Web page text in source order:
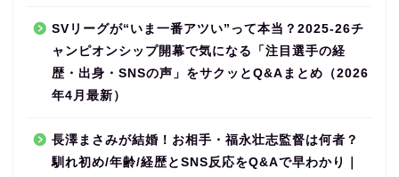
SVリーグが“いま一番アツい”って本当？2025-26チ
ャンピオンシップ開幕で気になる「注目選手の経
歴・出身・SNSの声」をサクッとQ&Aまとめ（2026
年4月最新）
長澤まさみが結婚！お相手・福永壮志監督は何者？
馴れ初め/年齢/経歴とSNS反応をQ&Aで早わかり｜